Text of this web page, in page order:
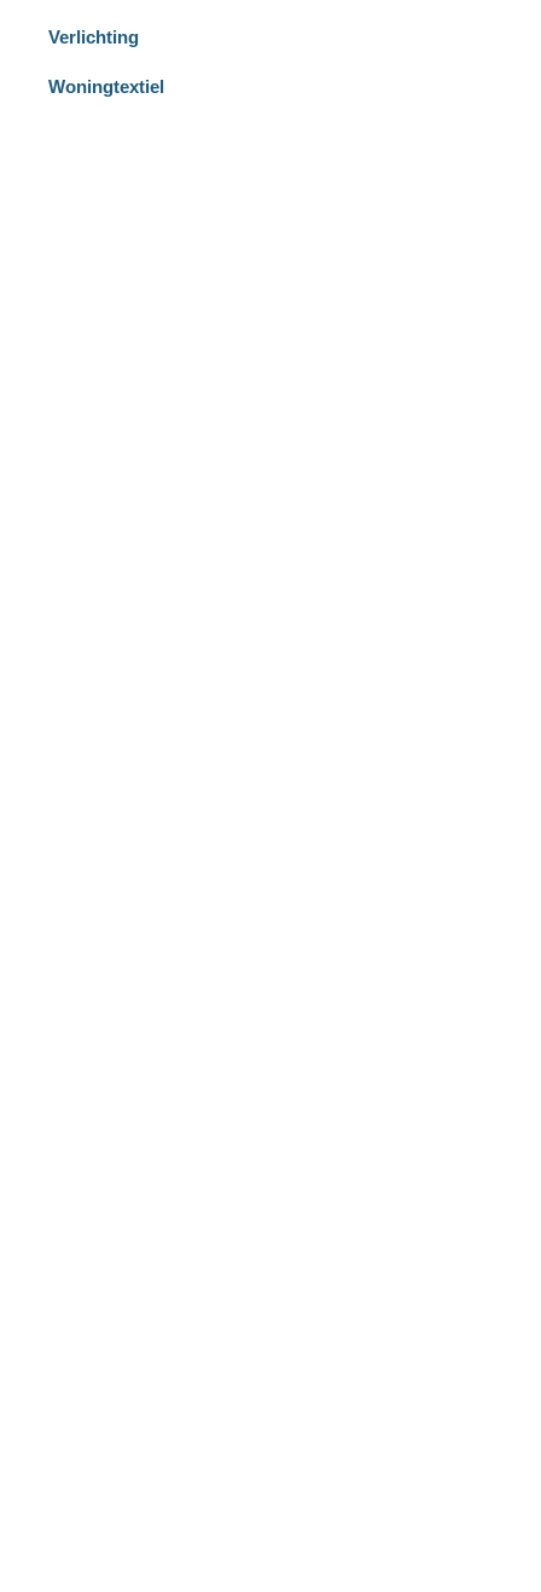
Verlichting
Woningtextiel